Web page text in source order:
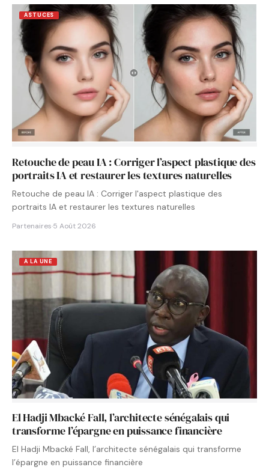
ASTUCES
Retouche de peau IA : Corriger l’aspect plastique des
portraits IA et restaurer les textures naturelles
Retouche de peau IA : Corriger l'aspect plastique des
portraits IA et restaurer les textures naturelles
Partenaires·5 Août 2026
A LA UNE
El Hadji Mbacké Fall, l’architecte sénégalais qui
transforme l’épargne en puissance financière
El Hadji Mbacké Fall, l’architecte sénégalais qui transforme
l’épargne en puissance financière